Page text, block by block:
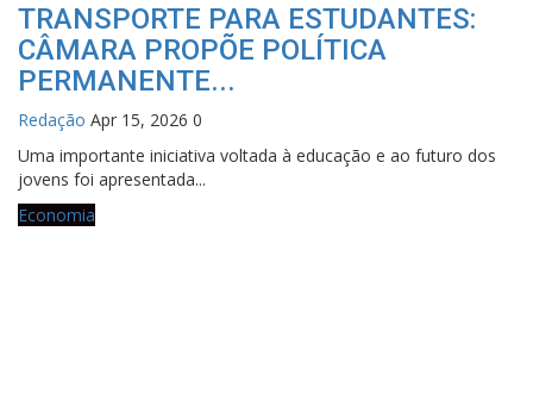
TRANSPORTE PARA ESTUDANTES:
CÂMARA PROPÕE POLÍTICA
PERMANENTE...
Redação Apr 15, 2026 0
Uma importante iniciativa voltada à educação e ao futuro dos
jovens foi apresentada...
Economia